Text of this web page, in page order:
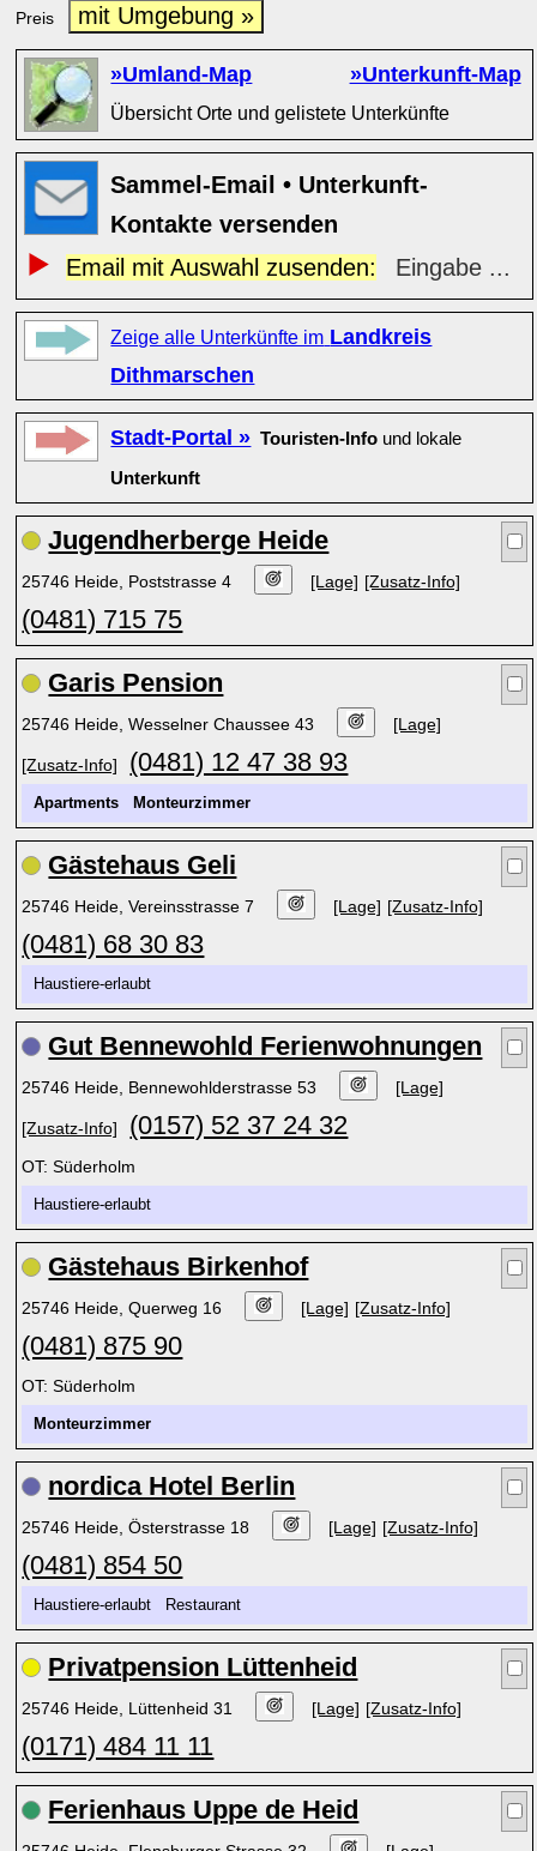
Preis
mit Umgebung »
»Umland-Map »Unterkunft-Map
Übersicht Orte und gelistete Unterkünfte
Sammel-Email • Unterkunft-
Kontakte versenden
Email mit Auswahl zusenden:
Eingabe ...
Zeige alle Unterkünfte im Landkreis
Dithmarschen
Stadt-Portal » Touristen-Info und lokale
Unterkunft
Jugendherberge Heide
25746 Heide, Poststrasse 4 [Lage] [Zusatz-Info]
(0481) 715 75
Garis Pension
25746 Heide, Wesselner Chaussee 43 [Lage]
[Zusatz-Info] (0481) 12 47 38 93
Apartments Monteurzimmer
Gästehaus Geli
25746 Heide, Vereinsstrasse 7 [Lage] [Zusatz-Info]
(0481) 68 30 83
Haustiere-erlaubt
Gut Bennewohld Ferienwohnungen
25746 Heide, Bennewohlderstrasse 53 [Lage]
[Zusatz-Info] (0157) 52 37 24 32
OT: Süderholm
Haustiere-erlaubt
Gästehaus Birkenhof
25746 Heide, Querweg 16 [Lage] [Zusatz-Info]
(0481) 875 90
OT: Süderholm
Monteurzimmer
nordica Hotel Berlin
25746 Heide, Österstrasse 18 [Lage] [Zusatz-Info]
(0481) 854 50
Haustiere-erlaubt Restaurant
Privatpension Lüttenheid
25746 Heide, Lüttenheid 31 [Lage] [Zusatz-Info]
(0171) 484 11 11
Ferienhaus Uppe de Heid